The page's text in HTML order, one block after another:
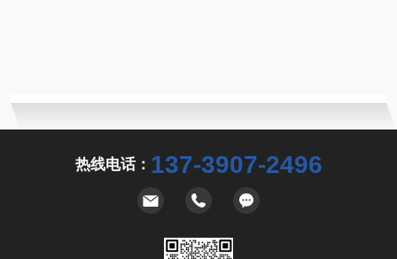
热线电话： 137-3907-2496